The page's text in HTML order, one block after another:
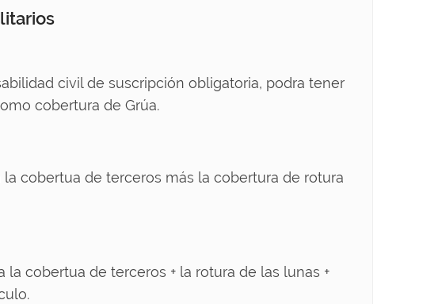
civil de suscripción obligatoria, podra tener
cobertura de Grúa.
cobertua de terceros más la cobertura de rotura
cobertua de terceros + la rotura de las lunas +